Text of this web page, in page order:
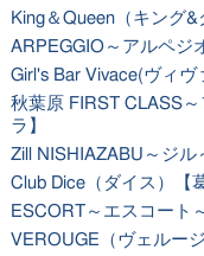
King＆Queen（キング
ARPEGGIO～アルペジ
Girl's Bar Vivace(ヴィヴ
秋葉原 FIRST CLASS
ラ】
Zill NISHIAZABU～ジル
Club Dice（ダイス）【
ESCORT～エスコート
VEROUGE（ヴェルー